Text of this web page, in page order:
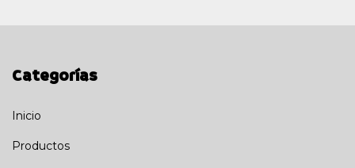
Categorías
Inicio
Productos